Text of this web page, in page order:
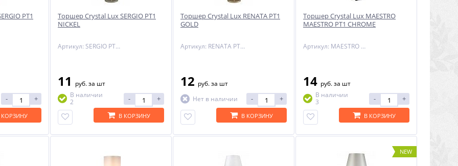
PT1
- +
КОРЗИНУ
Торшер Crystal Lux SERGIO PT1
NICKEL
Артикул: SERGIO PT1 NICKEL
11 руб.за шт
В наличии
2
- +
В КОРЗИНУ
Торшер Crystal Lux RENATA PT1
GOLD
Артикул: RENATA PT1 GOLD
12 руб.за шт
Нет в наличии
- +
В КОРЗИНУ
Торшер Crystal Lux MAESTRO
MAESTRO PT1 CHROME
Артикул: MAESTRO PT1 CHROME
14 руб.за шт
В наличии
3
- +
В КОРЗИНУ
NEW